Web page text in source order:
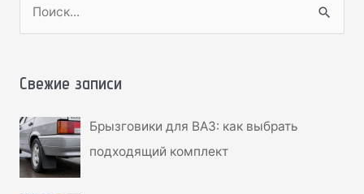
с
:
Свежие записи
Брызговики для ВАЗ: как выбрать
подходящий комплект